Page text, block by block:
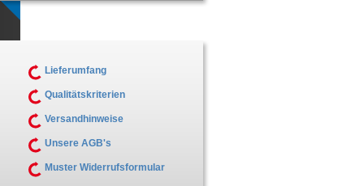
Lieferumfang
Qualitätskriterien
Versandhinweise
Unsere AGB's
Muster Widerrufsformular